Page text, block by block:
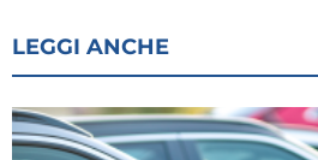
LEGGI ANCHE